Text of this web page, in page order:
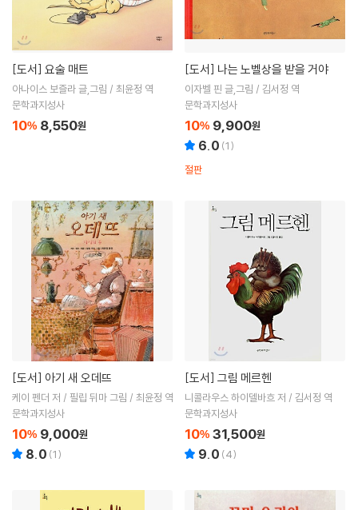
[도서] 요술 매트
아나이스 보즐라 글,그림 / 최윤정 역
문학과지성사
10% 8,550원
[도서] 나는 노벨상을 받을 거야
이자벨 핀 글,그림 / 김서정 역
문학과지성사
10% 9,900원
6.0 (1)
절판
[도서] 아기 새 오데뜨
케이 펜더 저 / 필립 뒤마 그림 / 최윤정 역
문학과지성사
10% 9,000원
8.0 (1)
[도서] 그림 메르헨
니콜라우스 하이델바흐 저 / 김서정 역
문학과지성사
10% 31,500원
9.0 (4)